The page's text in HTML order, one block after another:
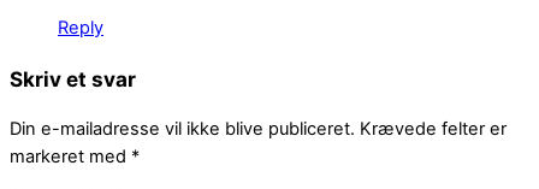
Reply
Skriv et svar
Din e-mailadresse vil ikke blive publiceret. Krævede felter er
markeret med *